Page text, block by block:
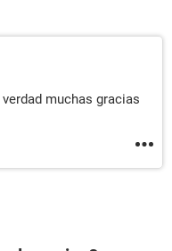
muchas gracias